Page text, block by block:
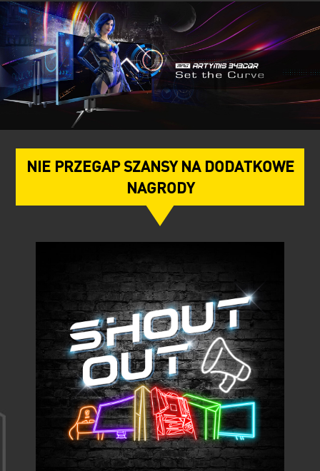
NIE PRZEGAP SZANSY NA DODATKOWE
NAGRODY